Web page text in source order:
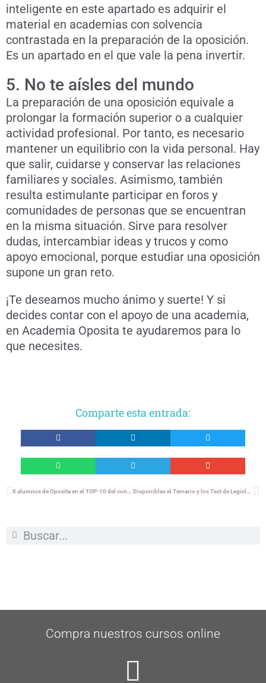
inteligente en este apartado es adquirir el
material en academias con solvencia
contrastada en la preparación de la oposición.
Es un apartado en el que vale la pena invertir.
5. No te aísles del mundo
La preparación de una oposición equivale a
prolongar la formación superior o a cualquier
actividad profesional. Por tanto, es necesario
mantener un equilibrio con la vida personal. Hay
que salir, cuidarse y conservar las relaciones
familiares y sociales. Asimismo, también
resulta estimulante participar en foros y
comunidades de personas que se encuentran
en la misma situación. Sirve para resolver
dudas, intercambiar ideas y trucos y como
apoyo emocional, porque estudiar una oposición
supone un gran reto.
¡Te deseamos mucho ánimo y suerte! Y si
decides contar con el apoyo de una academia,
en Academia Oposita te ayudaremos para lo
que necesites.
Comparte esta entrada:
8 alumnos de Oposita en el TOP-10 del concurso-oposición de Administrativo del Gobierno de Navarra Disponibles el Temario y los Test de Legislación para la oposición de educador social
Compra nuestros cursos online